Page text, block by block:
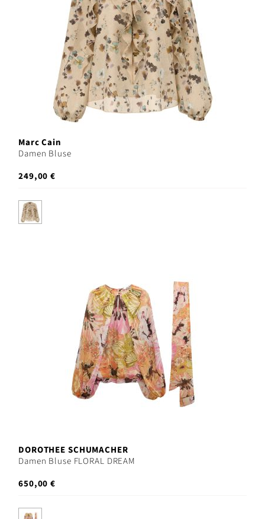
Marc Cain
Damen Bluse
249,00 €
DOROTHEE SCHUMACHER
Damen Bluse FLORAL DREAM
650,00 €